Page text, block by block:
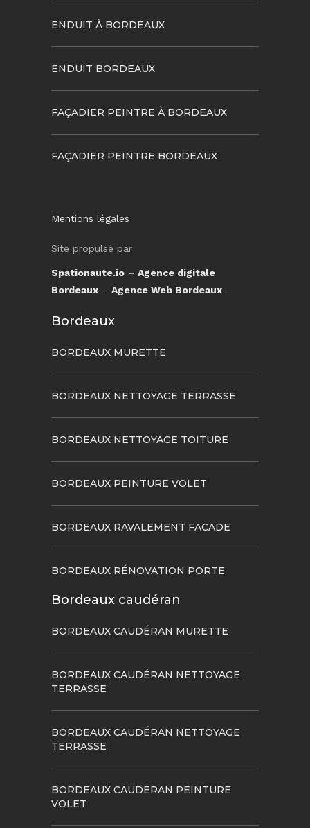
ENDUIT À BORDEAUX
ENDUIT BORDEAUX
FAÇADIER PEINTRE À BORDEAUX
FAÇADIER PEINTRE BORDEAUX
Mentions légales
Site propulsé par
Spationaute.io – Agence digitale
Bordeaux – Agence Web Bordeaux
Bordeaux
BORDEAUX MURETTE
BORDEAUX NETTOYAGE TERRASSE
BORDEAUX NETTOYAGE TOITURE
BORDEAUX PEINTURE VOLET
BORDEAUX RAVALEMENT FACADE
BORDEAUX RÉNOVATION PORTE
Bordeaux caudéran
BORDEAUX CAUDÉRAN MURETTE
BORDEAUX CAUDÉRAN NETTOYAGE
TERRASSE
BORDEAUX CAUDÉRAN NETTOYAGE
TERRASSE
BORDEAUX CAUDERAN PEINTURE
VOLET